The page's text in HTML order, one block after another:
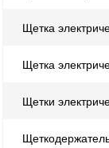
Щетка
Щетка
Щетки